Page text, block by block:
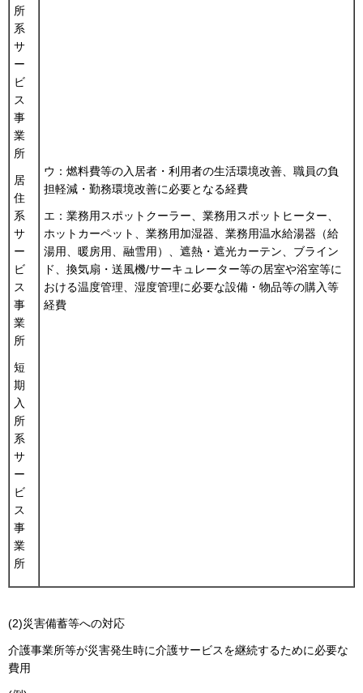
所
系
サ
ー
ビ
ス
事
業
所
居
住
系
サ
ー
ビ
ス
事
業
所
短
期
入
所
系
サ
ー
ビ
ス
事
業
所
ウ：燃料費等の入居者・利用者の生活環境改善、職員の負
担軽減・勤務環境改善に必要となる経費
エ：業務用スポットクーラー、業務用スポットヒーター、
ホットカーペット、業務用加湿器、業務用温水給湯器（給
湯用、暖房用、融雪用）、遮熱・遮光カーテン、ブライン
ド、換気扇・送風機/サーキュレーター等の居室や浴室等に
おける温度管理、湿度管理に必要な設備・物品等の購入等
経費
(2)災害備蓄等への対応
介護事業所等が災害発生時に介護サービスを継続するために必要な
費用